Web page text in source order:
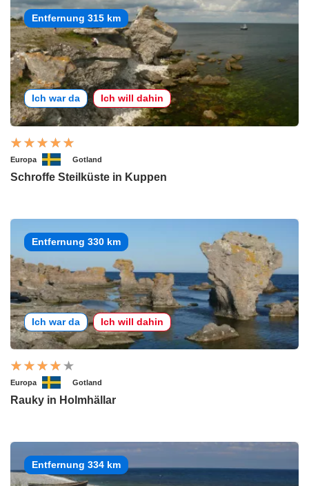
Entfernung 315 km
Ich war da Ich will dahin
Europa Gotland
Schroffe Steilküste in Kuppen
Entfernung 330 km
Ich war da Ich will dahin
Europa Gotland
Rauky in Holmhällar
Entfernung 334 km